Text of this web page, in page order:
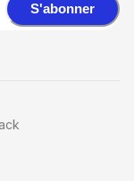
S'abonner